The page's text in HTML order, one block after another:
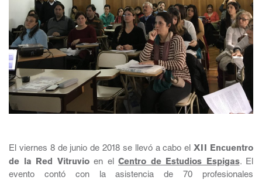
El viernes 8 de junio de 2018 se llevó a cabo elXII Encuentro
de la Red Vitruvioen el Centro de Estudios Espigas. El
evento contó con la asistencia de 70 profesionales